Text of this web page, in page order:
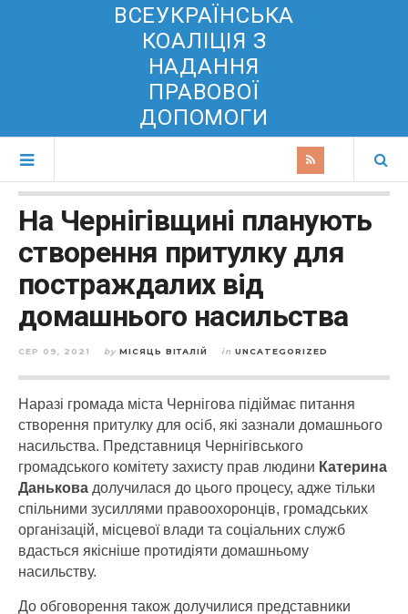
ВСЕУКРАЇНСЬКА
КОАЛІЦІЯ З
НАДАННЯ
ПРАВОВОЇ
ДОПОМОГИ
На Чернігівщині планують
створення притулку для
постраждалих від
домашнього насильства
СЕР 09, 2021 by МІСЯЦЬ ВІТАЛІЙ in UNCATEGORIZED
Наразі громада міста Чернігова підіймає питання
створення притулку для осіб, які зазнали домашнього
насильства. Представниця Чернігівського
громадського комітету захисту прав людини Катерина
Данькова долучилася до цього процесу, адже тільки
спільними зусиллями правоохоронців, громадських
організацій, місцевої влади та соціальних служб
вдасться якісніше протидіяти домашньому
насильству.
До обговорення також долучилися представники